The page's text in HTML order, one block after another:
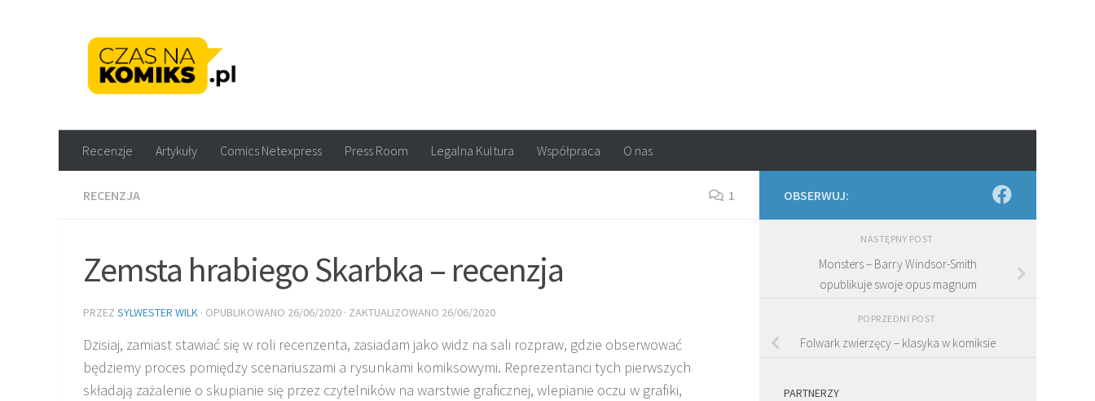
Recenzje Artykuły Comics Netexpress Press Room Legalna Kultura Współpraca O nas
RECENZJA 1
Zemsta hrabiego Skarbka – recenzja
PRZEZ SYLWESTER WILK · OPUBLIKOWANO 26/06/2020 · ZAKTUALIZOWANO 26/06/2020
Dzisiaj, zamiast stawiać się w roli recenzenta, zasiadam jako widz na sali rozpraw, gdzie obserwować
będziemy proces pomiędzy scenariuszami a rysunkami komiksowymi. Reprezentanci tych pierwszych
składają zażalenie o skupianie się przez czytelników na warstwie graficznej, wlepianie oczu w grafiki,
OBSERWUJ:
NASTĘPNY POST
Monsters – Barry Windsor-Smith
opublikuje swoje opus magnum
POPRZEDNI POST
Folwark zwierzęcy – klasyka w komiksie
PARTNERZY